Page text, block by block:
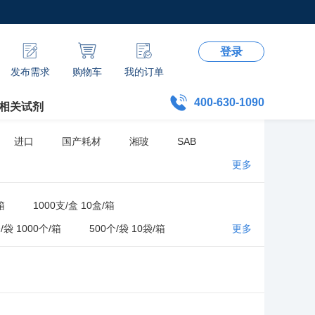
发布需求 购物车 我的订单
登录
关试剂 400-630-1090
进口 国产耗材 湘玻 SAB
更多
1000支/盒 10盒/箱
袋 1000个/箱 500个/袋 10袋/箱 更多